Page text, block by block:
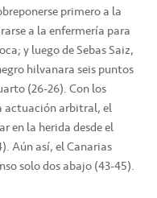
primero a la
a la enfermería para
y luego de Sebas Saiz,
hilvanara seis puntos
(26-26). Con los
actuación arbitral, el
en la herida desde el
Aún así, el Canarias
solo dos abajo (43-45).